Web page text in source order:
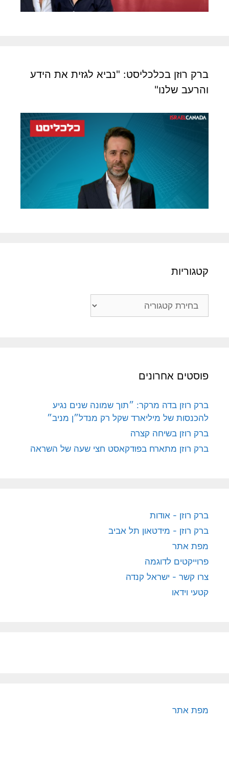
ברק רוזן בכלכליסט: "נביא לגזית את הידע
והרעב שלנו"
קטגוריות
פוסטים אחרונים
ברק רוזן בדה מרקר: ״תוך שמונה שנים נגיע
להכנסות של מיליארד שקל רק מנדל״ן מניב״
ברק רוזן בשיחה קצרה
ברק רוזן מתארח בפודקאסט חצי שעה של השראה
ברק רוזן - אודות
ברק רוזן - מידטאון תל אביב
מפת אתר
פרוייקטים לדוגמה
צרו קשר - ישראל קנדה
קטעי וידאו
מפת אתר